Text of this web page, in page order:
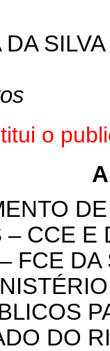
SILVA
o
– CCE E
FCE
DO